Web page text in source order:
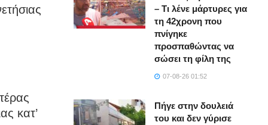
κατ’
– Τι λένε μάρτυρες για
τη 42χρονη που
πνίγηκε
προσπαθώντας να
σώσει τη φίλη της
07-08-26 01:52
Πήγε στην δουλειά
του και δεν γύρισε